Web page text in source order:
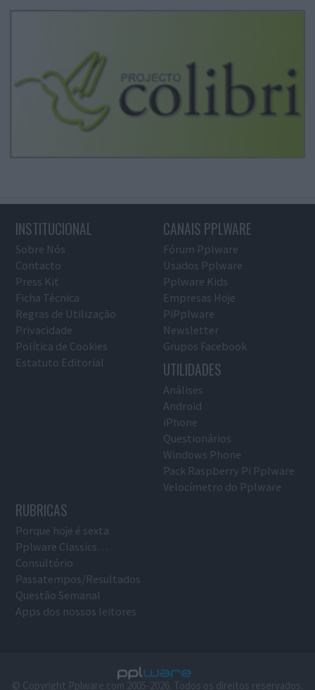
INSTITUCIONAL
Sobre Nós
Contacto
Press Kit
Ficha Técnica
Regras de Utilização
Privacidade
Política de Cookies
Estatuto Editorial
CANAIS PPLWARE
Fórum Pplware
Usados Pplware
Pplware Kids
Empresas Hoje
PiPplware
Newsletter
Grupos Facebook
UTILIDADES
Análises
Android
iPhone
Questionários
Windows Phone
Pack Raspberry Pi Pplware
Velocímetro do Pplware
RUBRICAS
Porque hoje é sexta
Pplware Classics…
Consultório
Passatempos/Resultados
Questão Semanal
Apps dos nossos leitores
© Copyright Pplware.com 2005-2026. Todos os direitos reservados.